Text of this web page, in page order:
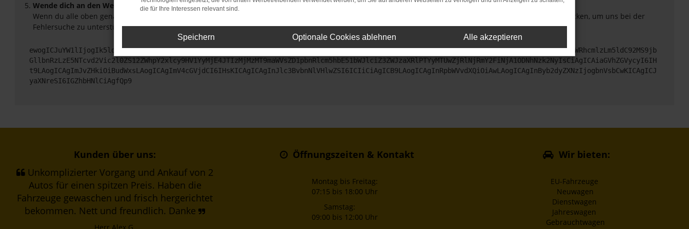
Wende dich an den Webseitenbetreiber.
Wenn du alle oben genannten Schritte versucht hast, kontaktiere uns bitte. Wir werden versuchen, das Problem zu beheben. Du kannst uns diesen Text schicken, um uns bei der
Fehlersuche zu unterstützen:
ewogICJuYW1lIjogIk5ldHdvcmtFcnJvciIsCiAgImNvbmZpZyI6IHsKICAgICJtZXRob2QiOiAiR0VUIiwKICAgICJ1cmwiOiAiaHR0cHM6Ly9hcGkueC5ha3MtcHJvZC5hdWRhcmlzLm5ldC92MS9jb
GllbnRzLzE5NTcvd2Vic2l0ZS12ZWhpY2xlcy9HV1YyMjE4JTIzMjMzMT9maWVsZD1pbnRlcm5hbE51bWJlciZ3ZWJzaXRlPTYyMTUwZjRlNjRmY2FiNjA1ODNhNzk2NyIsCiAgICAiaGVhZGVycyI6IH
t9LAogICAgImJvZHkiOiBudWxsLAogICAgImV4cGVjdCI6IHsKICAgICAgInJlc3BvbnNlVHlwZSI6ICIiCiAgICB9LAogICAgInRpbWVvdXQiOiAwLAogICAgInByb2dyZXNzIjogbnVsbCwKICAgICJ
yaXNreSI6IGZhbHNlCiAgfQp9
Kunden über uns:
Unkomplizierter Vorgang und Ankauf von 2
Autos für einen spitzen Preis. Haben die
Fahrzeuge gewaschen und frisch hergerichtet
bekommen. Nett und freundlich. Danke
Öffnungszeiten & Kontakt
Montag bis Freitag:
07:15 bis 18:00 Uhr
Samstag:
09:00 bis 12:00 Uhr
Wir bieten:
EU-Fahrzeuge
Neuwagen
Dienstwagen
Jahreswagen
Gebrauchtwagen
die für Ihre Interessen relevant sind.
Speichern Optionale Cookies ablehnen Alle akzeptieren